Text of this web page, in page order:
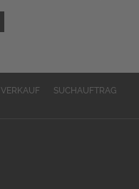
VERKAUF
SUCHAUFTRAG